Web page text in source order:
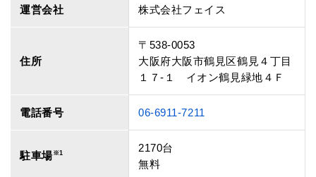
運営会社 株式会社フェイス
住所
〒538-0053
大阪府大阪市鶴見区鶴見４丁目
１７‐１ イオン鶴見緑地４Ｆ
電話番号 06-6911-7211
駐車場※1
2170台
無料